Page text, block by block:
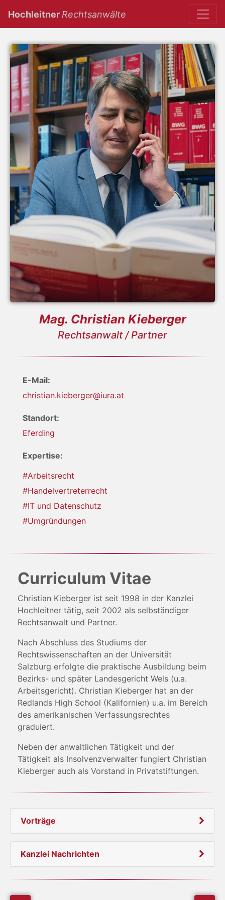
Hochleitner Rechtsanwälte
Mag. Christian Kieberger
Rechtsanwalt / Partner
E-Mail:
christian.kieberger@iura.at
Standort:
Eferding
Expertise:
#Arbeitsrecht
#Handelvertreterrecht
#IT und Datenschutz
#Umgründungen
Curriculum Vitae
Christian Kieberger ist seit 1998 in der Kanzlei
Hochleitner tätig, seit 2002 als selbständiger
Rechtsanwalt und Partner.
Nach Abschluss des Studiums der
Rechtswissenschaften an der Universität
Salzburg erfolgte die praktische Ausbildung beim
Bezirks- und später Landesgericht Wels (u.a.
Arbeitsgericht). Christian Kieberger hat an der
Redlands High School (Kalifornien) u.a. im Bereich
des amerikanischen Verfassungsrechtes
graduiert.
Neben der anwaltlichen Tätigkeit und der
Tätigkeit als Insolvenzverwalter fungiert Christian
Kieberger auch als Vorstand in Privatstiftungen.
Vorträge
Kanzlei Nachrichten